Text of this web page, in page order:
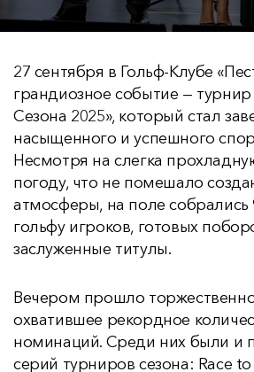
27 сентября в Гольф-Клубе
грандиозное событие — турнир
Сезона 2025», который стал
насыщенного и успешного
Несмотря на слегка
погоду, что не помешало
атмосферы, на поле
гольфу игроков, готовых
заслуженные титулы.
Вечером прошло
охватившее рекордное
номинаций. Среди них были и
серий турниров сезона: Race